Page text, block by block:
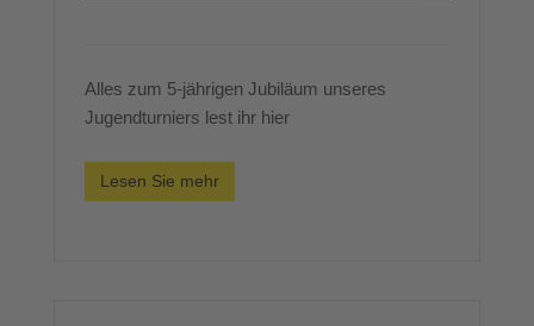
Alles zum 5-jährigen Jubiläum unseres
Jugendturniers lest ihr hier
Lesen Sie mehr